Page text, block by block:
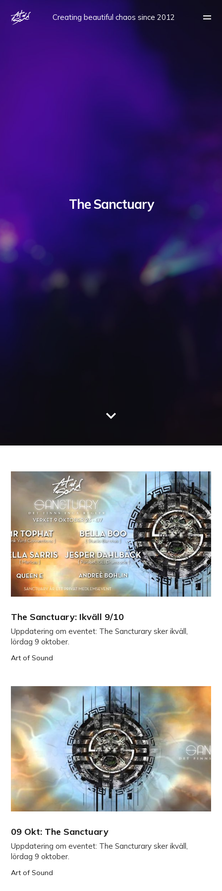
Creating beautiful chaos since 2012
The Sanctuary
The Sanctuary: Ikväll 9/10
Uppdatering om eventet: The Sancturary sker ikväll,
lördag 9 oktober.
Art of Sound
09 Okt: The Sanctuary
Uppdatering om eventet: The Sancturary sker ikväll,
lördag 9 oktober.
Art of Sound